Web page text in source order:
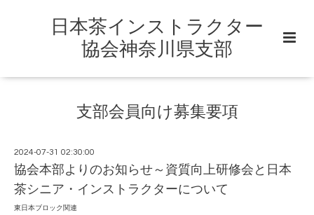
日本茶インストラクター
協会神奈川県支部
支部会員向け募集要項
2024-07-31 02:30:00
協会本部よりのお知らせ～資質向上研修会と日本
茶シニア・インストラクターについて
東日本ブロック関連